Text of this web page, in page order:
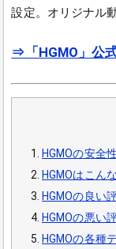
設定。オリジナル
⇒「HGMO」公
HGMOの安全性
HGMOはこん
HGMOの良い
HGMOの悪い
HGMOの各種